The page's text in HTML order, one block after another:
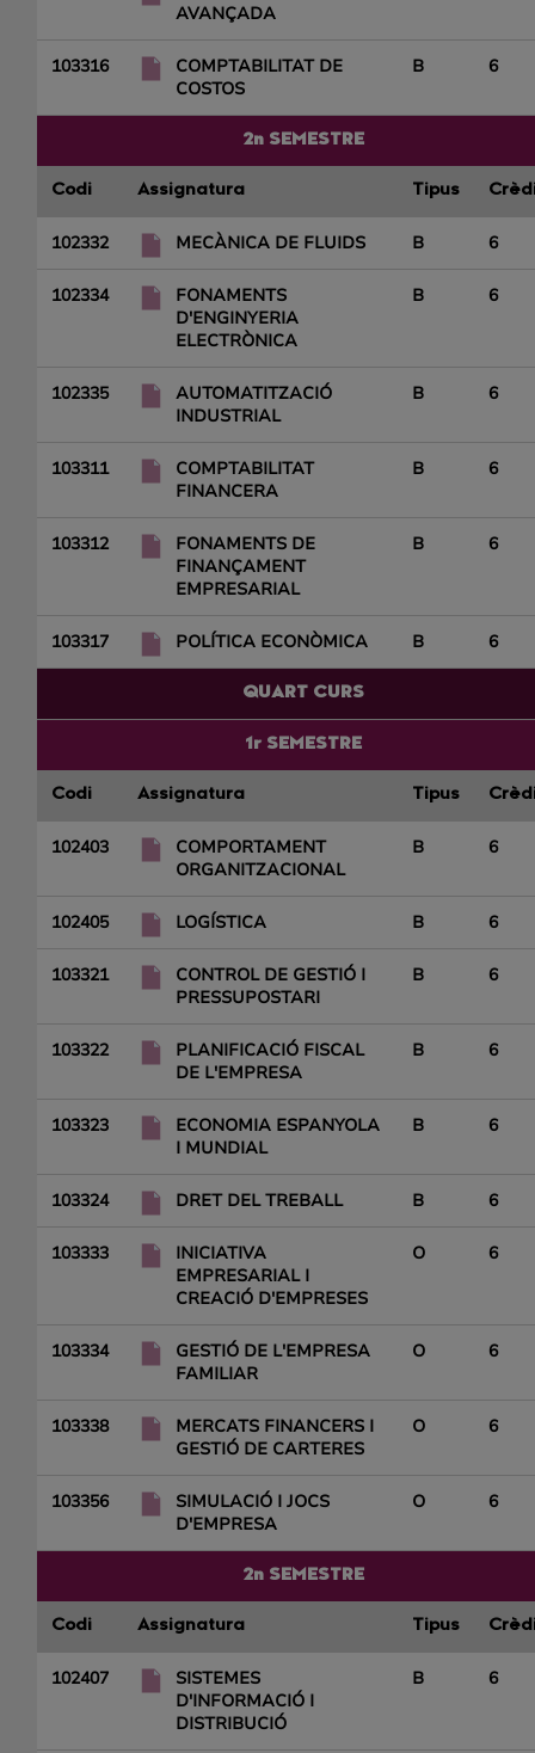
AVANÇADA
103316
COMPTABILITAT DE
COSTOS
B 6
2n SEMESTRE
Codi Assignatura Tipus
102332 MECÀNICA DE FLUIDS B 6
102334
FONAMENTS
D'ENGINYERIA
ELECTRÒNICA
B 6
102335
AUTOMATITZACIÓ
INDUSTRIAL
B 6
103311
COMPTABILITAT
FINANCERA
B 6
103312
FONAMENTS DE
FINANÇAMENT
EMPRESARIAL
B 6
103317 POLÍTICA ECONÒMICA B 6
QUART CURS
1r SEMESTRE
Codi Assignatura Tipus
102403
COMPORTAMENT
ORGANITZACIONAL
B 6
102405 LOGÍSTICA B 6
103321
CONTROL DE GESTIÓ I
PRESSUPOSTARI
B 6
103322
PLANIFICACIÓ FISCAL
DE L'EMPRESA
B 6
103323
ECONOMIA ESPANYOLA
I MUNDIAL
B 6
103324 DRET DEL TREBALL B 6
103333
INICIATIVA
EMPRESARIAL I
CREACIÓ D'EMPRESES
O 6
103334
GESTIÓ DE L'EMPRESA
FAMILIAR
O 6
103338
MERCATS FINANCERS I
GESTIÓ DE CARTERES
O 6
103356
SIMULACIÓ I JOCS
D'EMPRESA
O 6
2n SEMESTRE
Codi Assignatura Tipus
102407
SISTEMES
D'INFORMACIÓ I
DISTRIBUCIÓ
B 6